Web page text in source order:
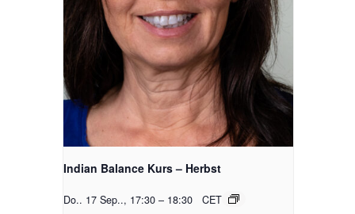
Indian Balance Kurs – Herbst
Do.. 17 Sep.., 17:30 – 18:30 CET